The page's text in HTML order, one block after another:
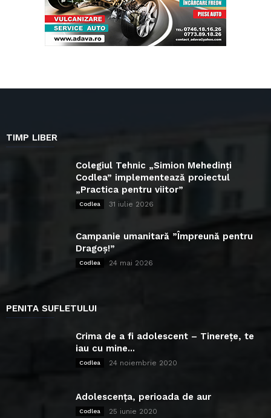
TIMP LIBER
Colegiul Tehnic „Simion Mehedinți
Codlea” implementează proiectul
„Practica pentru viitor”
Codlea 31 iulie 2026
Campanie umanitară ”Împreună pentru
Dragoș!”
Codlea 24 mai 2026
PENITA SUFLETULUI
Crima de a fi adolescent – Tinerețe, te
iau cu mine...
Codlea 24 noiembrie 2020
Adolescența, perioada de aur
Codlea 25 iunie 2020